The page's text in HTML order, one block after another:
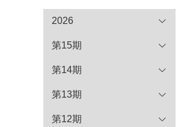
2026
第15期
第14期
第13期
第12期